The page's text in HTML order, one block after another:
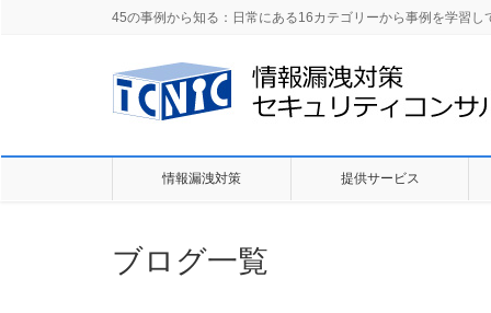
45の事例から知る：日常にある16カテゴリーから事例を学習
情報漏洩対策 提供サービス
ブログ一覧